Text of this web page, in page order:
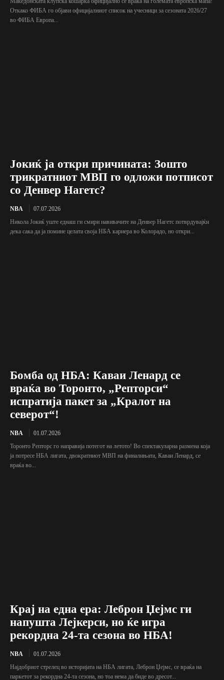
Откако ФИБА го објави официјалниот список на учесници за сезоната 2026/27
во ФИБА Европа...
Јокиќ ја откри причината: Зошто
трикратниот МВП го одложи потписот
со Денвер Нагетс?
NBA
07.07.2026
Никола Јокиќ уште еднаш ги смири навивачите на Денвер Нагетс потврдувајќи
дека сака да ја помине целата своја НБА кариера во Колорадо, но откри...
Бомба од НБА: Каваи Ленард се
враќа во Торонто, „Репторси“
испратија пакет за „Кралот на
северот“!
NBA
01.07.2026
Торонто Репторс го направија потегот на летото! Во спектакуларна размена која
ја потресе НБА лигата, двократниот МВП на финалињата, Каваи Ленард, се
враќа во...
Крај на една ера: Леброн Џејмс ги
напушта Лејкерси, но ќе игра
рекордна 24-та сезона во НБА!
NBA
01.07.2026
Најдобриот стрелец во историјата на НБА лигата, Леброн Џејмс, се враќа на
паркетот за рекордна 24-та сезона, но тоа нема да биде во дресот...